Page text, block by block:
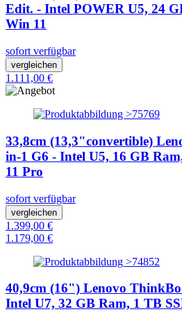
Edit. - Intel POWER U5, 24
Win 11
sofort verfügbar
vergleichen
1.111,00 €
33,8cm (13,3"convertible)
in-1 G6 - Intel U5, 16 GB
11 Pro
sofort verfügbar
vergleichen
1.399,00 €
1.179,00 €
40,9cm (16") Lenovo
Intel U7, 32 GB Ram, 1 TB